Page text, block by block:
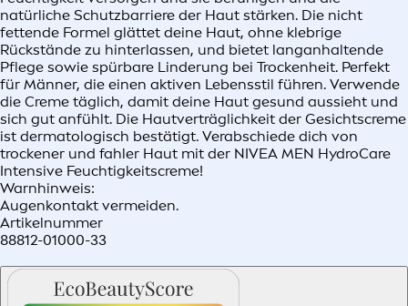
natürliche Schutzbarriere der Haut stärken. Die nicht
fettende Formel glättet deine Haut, ohne klebrige
Rückstände zu hinterlassen, und bietet langanhaltende
Pflege sowie spürbare Linderung bei Trockenheit. Perfekt
für Männer, die einen aktiven Lebensstil führen. Verwende
die Creme täglich, damit deine Haut gesund aussieht und
sich gut anfühlt. Die Hautverträglichkeit der Gesichtscreme
ist dermatologisch bestätigt. Verabschiede dich von
trockener und fahler Haut mit der NIVEA MEN HydroCare
Intensive Feuchtigkeitscreme!
Warnhinweis:
Augenkontakt vermeiden.
Artikelnummer
88812-01000-33